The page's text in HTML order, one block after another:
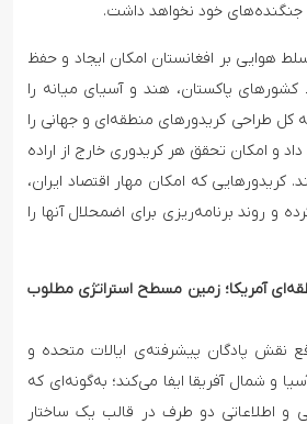
جنگنده‌های خود نخواهد داشت.
هوایی بر افغانستان امکان ایجاد و حفظ
کشورهای پاکستان، هند و آسیای میانه را
کل طراحی کریدورهای منطقه‌ای و جهانی را
داد و امکان تحقق هر کریدوری خارج از اراده
کریدورهایی که امکان مهار اقتصاد ایران،
و روند برنامه‌ریزی برای اضمحلال آنها را
آمریکا؛ زمین مسطح استراتژی مطلوب
نقش پادگان پیشرفته‌ی ایالات متحده و
و شمال آفریقا ایفا می‌کند؛ به‌گونه‌ای که
و اطلاعاتی دو طرف در قالب یک ساختار